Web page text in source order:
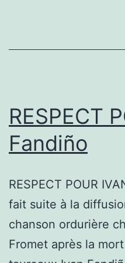
RESPECT
Fandiño
RESPECT POUR
fait suite à la
chanson ordurière
Fromet après la